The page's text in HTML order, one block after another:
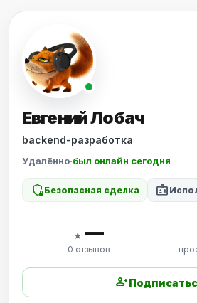
Евгений Лобач
backend-разработка
Удалённо·был онлайн сегодня
shield_locked Безопасная сделка badge
★ —
0 отзывов
person_add